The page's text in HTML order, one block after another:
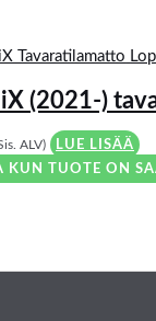
(2021-)
ALV)
LUE LISÄÄ
KUN TUOTE ON